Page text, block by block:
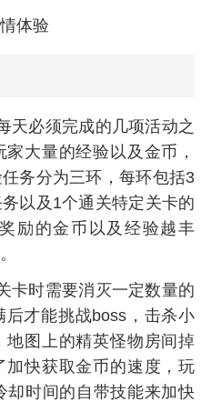
体验
天必须完成的几项活动之
大量的经验以及金币，
务分为三环，每环包括3
以及1个通关特定关卡的
励的金币以及经验越丰
卡时需要消灭一定数量的
才能挑战boss，击杀小
图上的精英怪物房间掉
快获取金币的速度，玩
却时间的自带技能来加快